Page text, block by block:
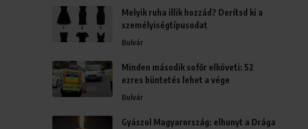
Melyik ruha illik hozzád? Derítsd ki a
személyiségtípusodat
Bulvár
Minden második sofőr elköveti: 52
ezres büntetés lehet a vége
Bulvár
Gyászol Magyarország: elhunyt a Drága